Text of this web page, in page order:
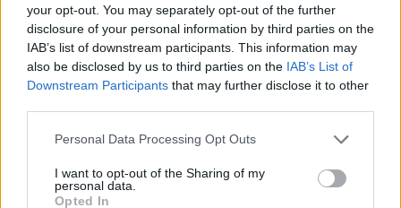
your opt-out. You may separately opt-out of the further
disclosure of your personal information by third parties on the
IAB’s list of downstream participants. This information may
also be disclosed by us to third parties on the IAB’s List of
Downstream Participants that may further disclose it to other
Please note that this website/app uses one or more Google
not limited to your visit or usage behaviour. You may click to
grant or deny consent to Google and its third-party tags to
Personal Data Processing Opt Outs
I want to opt-out of the Sharing of my
personal data.
Opted In
elégedettek magukkal. Ezért egyes beavatkozások
előtt érdemes pszichológiai vizsgálatokat végezni,
hiszen a szépészeti műtétek sok esetben nem
hozzák meg a várt eredményt.